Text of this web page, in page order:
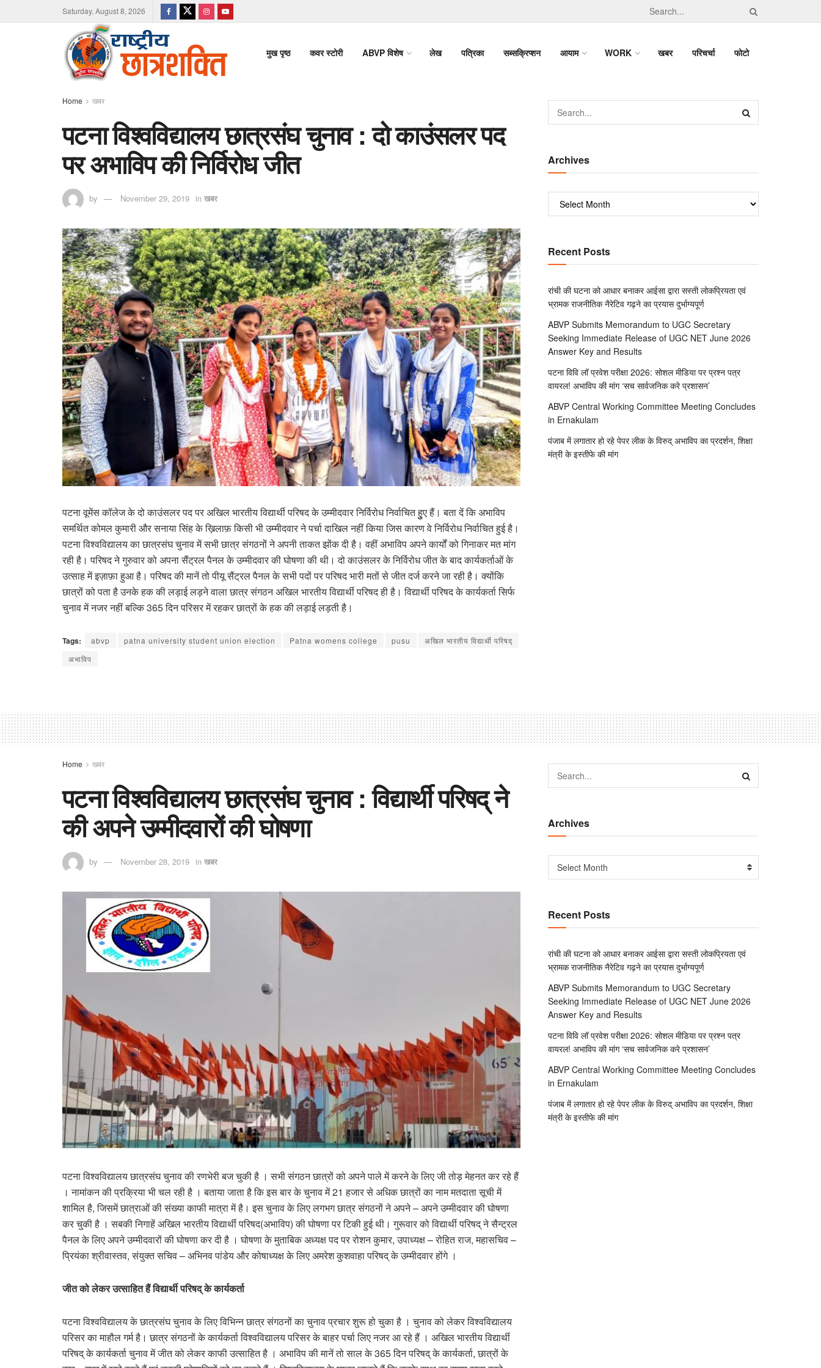
Saturday, August 8, 2026
मुख पृष्ठ कवर स्टोरी ABVP विशेष लेख पत्रिका सब्सक्रिप्शन आयाम WORK खबर परिचर्चा फोटो
Home खबर
पटना विश्वविद्यालय छात्रसंघ चुनाव : दो काउंसलर पद
पर अभाविप की निर्विरोध जीत
by November 29, 2019 in खबर
पटना वूमेंस कॉलेज के दो काउंसलर पद पर अखिल भारतीय विद्यार्थी परिषद के उम्मीदवार निर्विरोध निर्वाचित हुुुए हैं। बता दें कि अभाविप
समर्थित कोमल कुमारी और सनाया सिंह के ख़िलाफ़ किसी भी उम्मीदवार ने पर्चा दाखिल नहीं किया जिस कारण वे निर्विरोध निर्वाचित हुई है।
पटना विश्वविद्यालय का छात्रसंघ चुनाव में सभी छात्र संगठनों ने अपनी ताकत झोंक दी है। वहीं अभाविप अपने कार्यों को गिनाकर मत मांग
रही है। परिषद ने गुरुवार को अपना सैंट्रल पैनल के उम्मीदवार की घोषणा की थी। दो काउंसलर के निर्विरोध जीत के बाद कार्यकर्ताओं के
उत्साह में इज़ाफ़ा हुआ है। परिषद की मानें तो पीयू सैंट्रल पैनल के सभी पदों पर परिषद भारी मतों से जीत दर्ज करने जा रही है। क्योंकि
छात्रों को पता है उनके हक की लड़ाई लड़ने वाला छात्र संगठन अखिल भारतीय विद्यार्थी परिषद ही है। विद्यार्थी परिषद के कार्यकर्ता सिर्फ
चुनाव में नजर नहीं बल्कि 365 दिन परिसर में रहकर छात्रों के हक की लड़ाई लड़ती है।
Tags: abvp patna university student union election Patna womens college pusu
अखिल भारतीय विद्यार्थी परिषद्
अभाविप
Archives
Recent Posts
रांची की घटना को आधार बनाकर आईसा द्वारा सस्ती लोकप्रियता एवं
भ्रामक राजनीतिक नैरेटिव गढ़ने का प्रयास दुर्भाग्यपूर्ण
ABVP Submits Memorandum to UGC Secretary
Seeking Immediate Release of UGC NET June 2026
Answer Key and Results
पटना विवि लॉ प्रवेश परीक्षा 2026: सोशल मीडिया पर प्रश्न पत्र
वायरल! अभाविप की मांग ‘सच सार्वजनिक करे प्रशासन’
ABVP Central Working Committee Meeting Concludes
in Ernakulam
पंजाब में लगातार हो रहे पेपर लीक के विरुद् अभाविप का प्रदर्शन, शिक्षा
मंत्री के इस्तीफे की मांग
Home खबर
पटना विश्वविद्यालय छात्रसंघ चुनाव : विद्यार्थी परिषद् ने
की अपने उम्मीदवारों की घोषणा
by November 28, 2019 in खबर
पटना विश्वविद्यालय छात्रसंघ चुनाव की रणभेरी बज चुकी है । सभी संगठन छात्रों को अपने पाले में करने के लिए जी तोड़ मेहनत कर रहे हैं
। नामांकन की प्रक्रिया भी चल रही है । बताया जाता है कि इस बार के चुनाव में 21 हजार से अधिक छात्रों का नाम मतदाता सूची में
शामिल है, जिसमें छात्राओं की संख्या काफी मात्रा में है। इस चुनाव के लिए लगभग छात्र संगठनों ने अपने – अपने उम्मीदवार की घोषणा
कर चुकी है । सबकी निगाहें अखिल भारतीय विद्यार्थी परिषद(अभाविप) की घोषणा पर टिकी हुई थी। गुरूवार को विद्यार्थी परिषद् ने सैन्ट्रल
पैनल के लिए अपने उम्मीदवारों की घोषणा कर दी है । घोषणा के मुताबिक अध्यक्ष पद पर रोशन कुमार, उपाध्यक्ष – रोहित राज, महासचिव –
प्रियंका श्रीवास्तव, संयुक्त सचिव – अभिनव पांडेय और कोषाध्यक्ष के लिए अमरेश कुशवाहा परिषद् के उम्मीदवार होंगे ।
जीत को लेकर उत्साहित हैं विद्यार्थी परिषद् के कार्यकर्ता
पटना विश्वविद्यालय के छात्रसंघ चुनाव के लिए विभिन्न छात्र संगठनों का चुनाव प्रचार शुरू हो चुका है । चुनाव को लेकर विश्वविद्यालय
परिसर का माहौल गर्म है। छात्र संगठनों के कार्यकर्ता विश्वविद्यालय परिसर के बाहर पर्चा लिए नजर आ रहे हैं । अखिल भारतीय विद्यार्थी
परिषद् के कार्यकर्ता चुनाव में जीत को लेकर काफी उत्साहित है । अभाविप की मानें तो साल के 365 दिन परिषद् के कार्यकर्ता, छात्रों के
Archives
Select Month
Recent Posts
रांची की घटना को आधार बनाकर आईसा द्वारा सस्ती लोकप्रियता एवं
भ्रामक राजनीतिक नैरेटिव गढ़ने का प्रयास दुर्भाग्यपूर्ण
ABVP Submits Memorandum to UGC Secretary
Seeking Immediate Release of UGC NET June 2026
Answer Key and Results
पटना विवि लॉ प्रवेश परीक्षा 2026: सोशल मीडिया पर प्रश्न पत्र
वायरल! अभाविप की मांग ‘सच सार्वजनिक करे प्रशासन’
ABVP Central Working Committee Meeting Concludes
in Ernakulam
पंजाब में लगातार हो रहे पेपर लीक के विरुद् अभाविप का प्रदर्शन, शिक्षा
मंत्री के इस्तीफे की मांग